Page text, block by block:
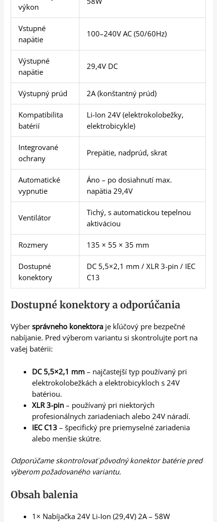
výkon
Vstupné
napätie
100–240V AC (50/60Hz)
Výstupné
napätie
29,4V DC
Výstupný prúd 2A (konštantný prúd)
Kompatibilita
batérií
Li-Ion 24V (elektrokolobežky,
elektrobicykle)
Integrované
ochrany
Prepätie, nadprúd, skrat
Automatické
vypnutie
Áno – po dosiahnutí max.
napätia 29,4V
Ventilátor
Tichý, s automatickou tepelnou
aktiváciou
Rozmery 135 × 55 × 35 mm
Dostupné
konektory
DC 5,5×2,1 mm / XLR 3-pin / IEC
C13
Dostupné konektory a odporúčania
Výbersprávneho konektora je kľúčový pre bezpečné
nabíjanie. Pred výberom variantu si skontrolujte port na
vašej batérii:
DC 5,5×2,1 mm – najčastejší typ používaný pri
elektrokolobežkách a elektrobicykloch s 24V
batériou.
XLR 3-pin – používaný pri niektorých
profesionálnych zariadeniach alebo 24V náradí.
IEC C13 – špecifický pre priemyselné zariadenia
alebo menšie skútre.
Odporúčame skontrolovať pôvodný konektor batérie pred
výberom požadovaného variantu.
Obsah balenia
1× Nabíjačka 24V Li-Ion (29,4V) 2A – 58W